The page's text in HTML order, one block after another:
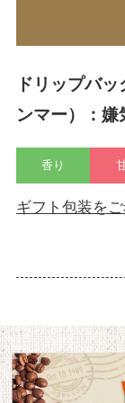
ドリップバ
ンマー）：嫌
香り
ギフト包装を